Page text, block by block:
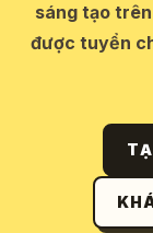
sáng tạo
được tuyển